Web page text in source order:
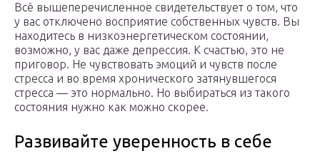
Всё вышеперечисленное свидетельствует о том, что
у вас отключено восприятие собственных чувств. Вы
находитесь в низкоэнергетическом состоянии,
возможно, у вас даже депрессия. К счастью, это не
приговор. Не чувствовать эмоций и чувств после
стресса и во время хронического затянувшегося
стресса — это нормально. Но выбираться из такого
состояния нужно как можно скорее.
Развивайте уверенность в себе